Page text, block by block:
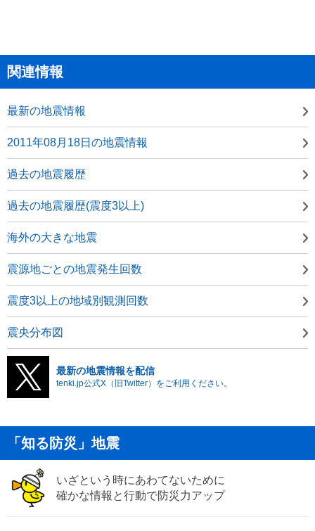
関連情報
最新の地震情報
2011年08月18日の地震情報
過去の地震履歴
過去の地震履歴(震度3以上)
海外の大きな地震
震源地ごとの地震発生回数
震度3以上の地域別観測回数
震央分布図
最新の地震情報を配信
tenki.jp公式X（旧Twitter）をご利用ください。
「知る防災」地震
いざという時にあわてないために
確かな情報と行動で防災力アップ